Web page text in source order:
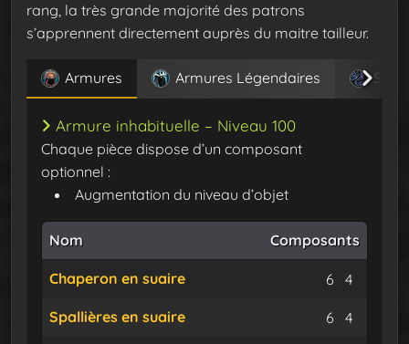
rang, la très grande majorité des patrons
s’apprennent directement auprès du maitre tailleur.
Armures Armures Légendaires Sacs
Armure inhabituelle – Niveau 100
Chaque pièce dispose d’un composant
optionnel :
Augmentation du niveau d’objet
Nom Composants
Chaperon en suaire 6 Suaire
4
Spallières en suaire 6 Suaire
4